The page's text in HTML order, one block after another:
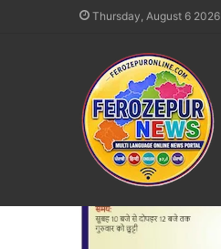
Thursday, August 6 2026